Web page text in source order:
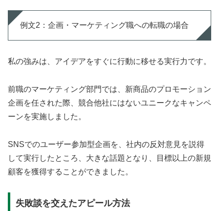
例文2：企画・マーケティング職への転職の場合
私の強みは、アイデアをすぐに行動に移せる実行力です。
前職のマーケティング部門では、新商品のプロモーション
企画を任された際、競合他社にはないユニークなキャンペ
ーンを実施しました。
SNSでのユーザー参加型企画を、社内の反対意見を説得
して実行したところ、大きな話題となり、目標以上の新規
顧客を獲得することができました。
失敗談を交えたアピール方法